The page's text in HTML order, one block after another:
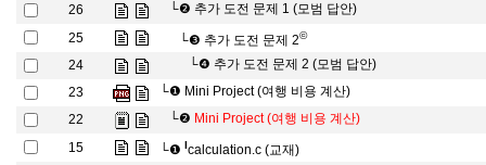
26
└❷ 추가 도전 문제 1 (모범 답안)
25
└❸ 추가 도전 문제 2©
24 └❹ 추가 도전 문제 2 (모범 답안)
23
└❶ Mini Project (여행 비용 계산)
22
└❷ Mini Project (여행 비용 계산)
15
└❶ lcalculation.c (교재)